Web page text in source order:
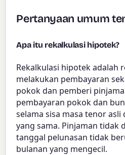
Pertanyaan umum
Apa itu rekalkulasi hipotek?
Rekalkulasi hipotek adalah
melakukan pembayaran
pokok dan pemberi
pembayaran pokok dan
selama sisa masa tenor
yang sama. Pinjaman tidak
tanggal pelunasan tidak
bulanan yang mengecil.